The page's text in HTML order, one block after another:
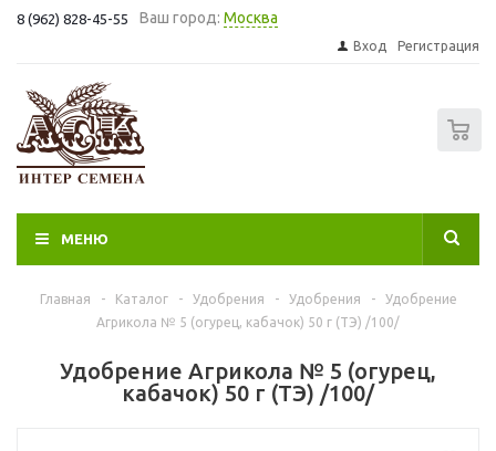
8 (962) 828-45-55 Ваш город: Москва
Вход Регистрация
МЕНЮ
Главная - Каталог - Удобрения - Удобрения -
Удобрение
Агрикола № 5 (огурец, кабачок) 50 г (ТЭ) /100/
Удобрение Агрикола № 5 (огурец,
кабачок) 50 г (ТЭ) /100/